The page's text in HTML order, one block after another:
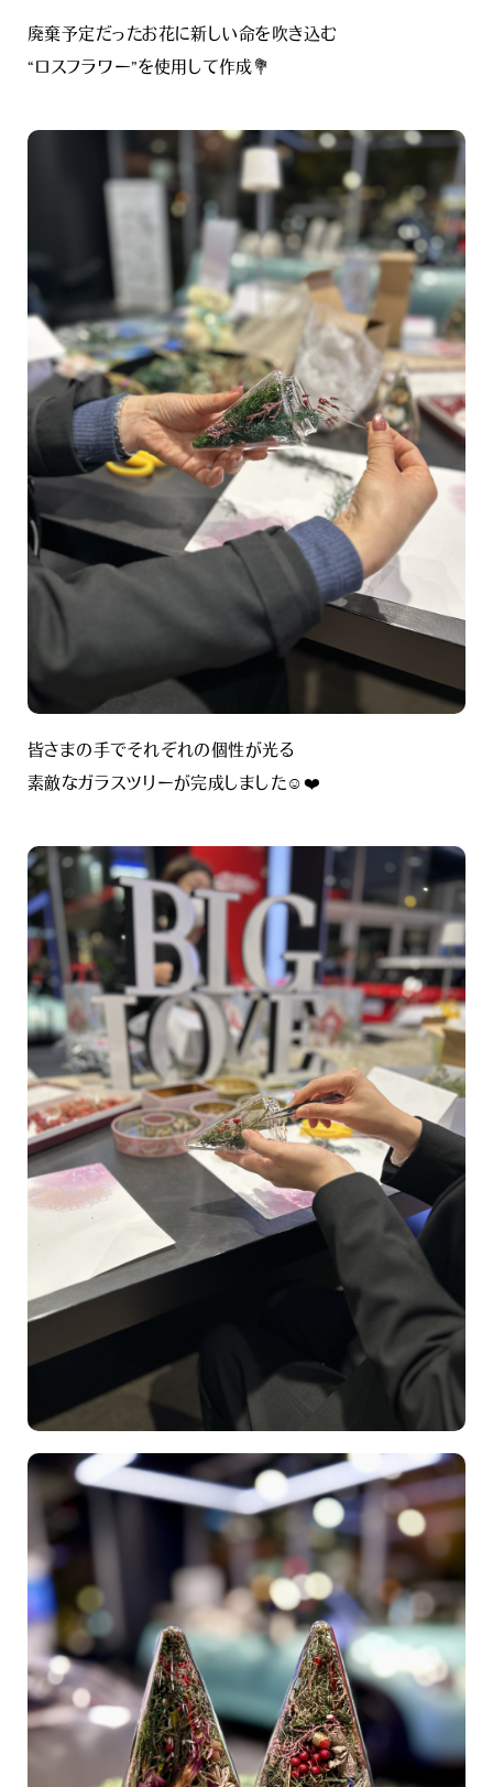
廃棄予定だったお花に新しい命を吹き込む
“ロスフラワー”を使用して作成💐
皆さまの手でそれぞれの個性が光る
素敵なガラスツリーが完成しました☺️❤️